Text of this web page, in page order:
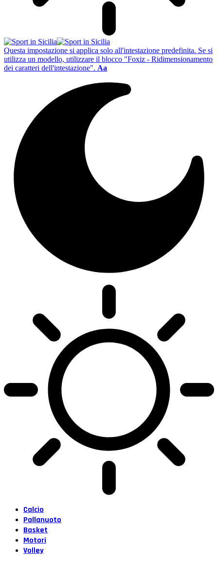
Questa impostazione si applica solo all'intestazione predefinita. Se si
utilizza un modello, utilizzare il blocco "Foxiz - Ridimensionamento
dei caratteri dell'intestazione". Aa
Calcio
Pallanuoto
Basket
Motori
Volley